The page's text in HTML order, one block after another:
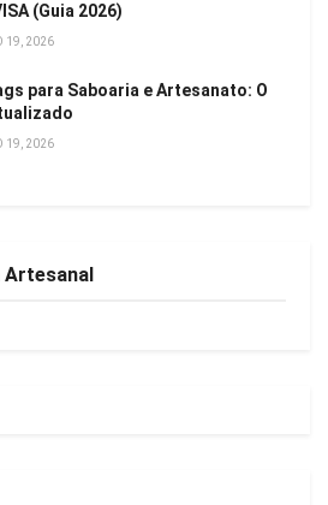
(Guia 2026)
19, 2026
para Saboaria e Artesanato: O
19, 2026
Artesanal